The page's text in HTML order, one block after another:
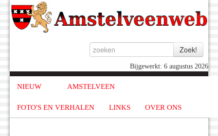
Bijgewerkt: 6 augustus 2026
NIEUW AMSTELVEEN
FOTO'S EN VERHALEN LINKS OVER ONS